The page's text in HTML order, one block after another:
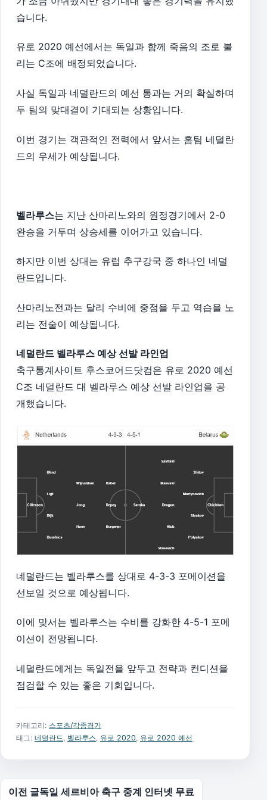
습니다.
유로 2020 예선에서는 독일과 함께 죽음의 조로 불
리는 C조에 배정되었습니다.
사실 독일과 네덜란드의 예선 통과는 거의 확실하며
두 팀의 맞대결이 기대되는 상황입니다.
이번 경기는 객관적인 전력에서 앞서는 홈팀 네덜란
드의 우세가 예상됩니다.
벨라루스는 지난 산마리노와의 원정경기에서 2-0
완승을 거두며 상승세를 이어가고 있습니다.
하지만 이번 상대는 유럽 추구강국 중 하나인 네덜
란드입니다.
산마리노전과는 달리 수비에 중점을 두고 역습을 노
리는 전술이 예상됩니다.
네덜란드 벨라루스 예상 선발 라인업
축구통계사이트 후스코어드닷컴은 유로 2020 예선
C조 네덜란드 대 벨라루스 예상 선발 라인업을 공
개했습니다.
네덜란드는 벨라루스를 상대로 4-3-3 포메이션을
선보일 것으로 예상됩니다.
이에 맞서는 벨라루스는 수비를 강화한 4-5-1 포메
이션이 전망됩니다.
네덜란드에게는 독일전을 앞두고 전략과 컨디션을
점검할 수 있는 좋은 기회입니다.
카테고리: 스포츠/각종경기
태그: 네덜란드 벨라루스 유로 2020 유로 2020 예선
글 탐색
이전 글독일 세르비아 축구 중계 인터넷 무료